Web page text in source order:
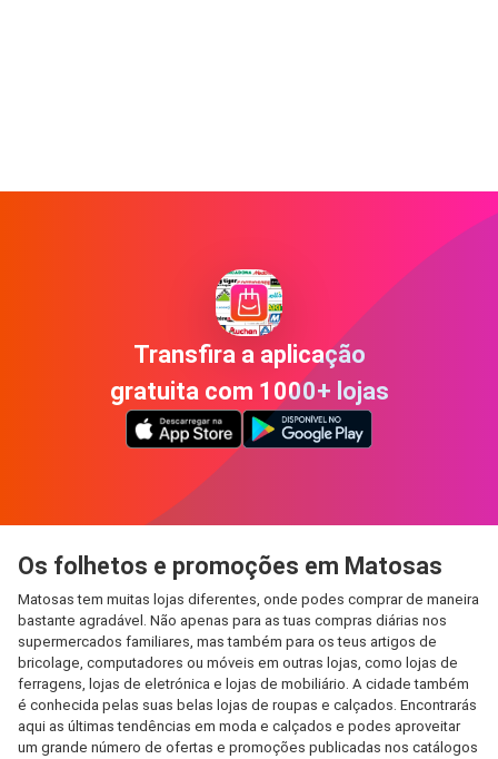
Transfira a aplicação
gratuita com 1000+ lojas
Os folhetos e promoções em Matosas
Matosas tem muitas lojas diferentes, onde podes comprar de maneira
bastante agradável. Não apenas para as tuas compras diárias nos
supermercados familiares, mas também para os teus artigos de
bricolage, computadores ou móveis em outras lojas, como lojas de
ferragens, lojas de eletrónica e lojas de mobiliário. A cidade também
é conhecida pelas suas belas lojas de roupas e calçados. Encontrarás
aqui as últimas tendências em moda e calçados e podes aproveitar
um grande número de ofertas e promoções publicadas nos catálogos